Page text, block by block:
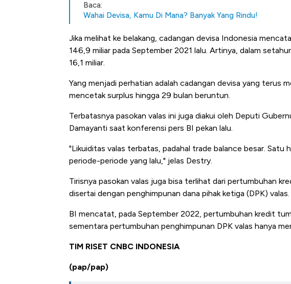
Baca:
Wahai Devisa, Kamu Di Mana? Banyak Yang Rindu!
Jika melihat ke belakang, cadangan devisa Indonesia
146,9 miliar pada September 2021 lalu. Artinya, dalam
16,1 miliar.
Yang menjadi perhatian adalah cadangan devisa yang terus
mencetak surplus hingga 29 bulan beruntun.
Terbatasnya pasokan valas ini juga diakui oleh Deputi
Damayanti saat konferensi pers BI pekan lalu.
"Likuiditas valas terbatas, padahal trade balance besar. Satu
periode-periode yang lalu," jelas Destry.
Tirisnya pasokan valas juga bisa terlihat dari pertumbuhan
disertai dengan penghimpunan dana pihak ketiga (DPK) valas.
BI mencatat, pada September 2022, pertumbuhan kredit
sementara pertumbuhan penghimpunan DPK valas hanya
TIM RISET CNBC INDONESIA
(pap/pap)